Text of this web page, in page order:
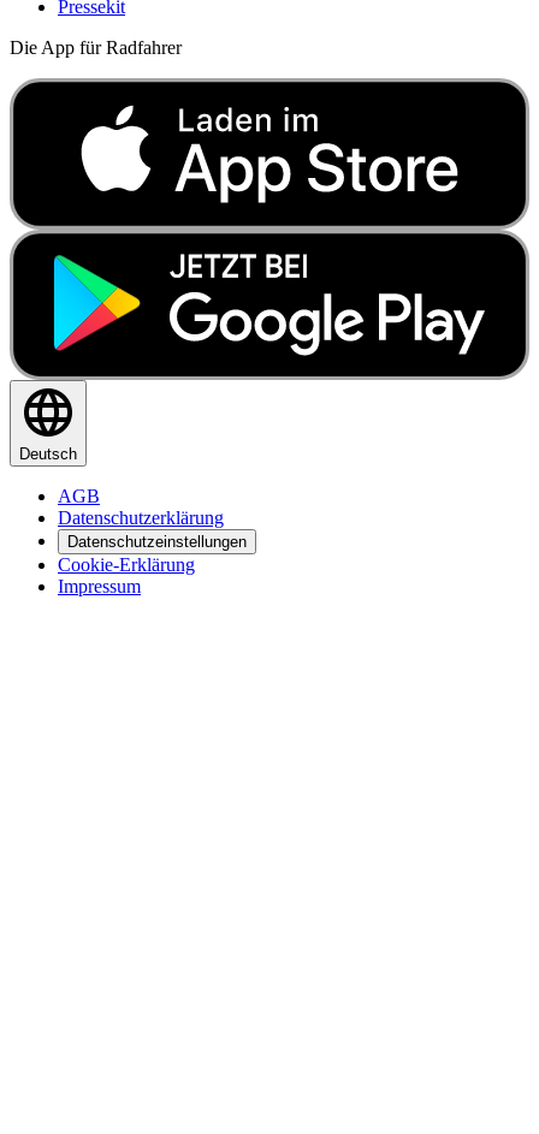
Pressekit
Die App für Radfahrer
Deutsch
AGB
Datenschutzerklärung
Datenschutzeinstellungen
Cookie-Erklärung
Impressum